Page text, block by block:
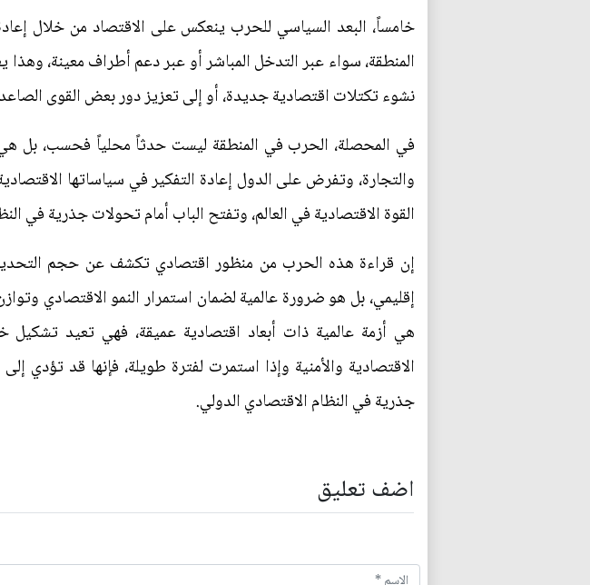
خامساً، البعد السياسي للحرب ينعكس على الاقتصاد من خلال
المنطقة، سواء عبر التدخل المباشر أو عبر دعم أطراف معينة،
نشوء تكتلات اقتصادية جديدة، أو إلى تعزيز دور بعض القوى
في المحصلة، الحرب في المنطقة ليست حدثاً محلياً فحسب، بل هي
والتجارة، وتفرض على الدول إعادة التفكير في سياساتها
القوة الاقتصادية في العالم، وتفتح الباب أمام تحولات جذرية في
إن قراءة هذه الحرب من منظور اقتصادي تكشف عن حجم
إقليمي، بل هو ضرورة عالمية لضمان استمرار النمو الاقتصادي
هي أزمة عالمية ذات أبعاد اقتصادية عميقة، فهي تعيد تشكيل
الاقتصادية والأمنية وإذا استمرت لفترة طويلة، فإنها قد تؤدي
جذرية في النظام الاقتصادي الدولي.
اضف تعليق